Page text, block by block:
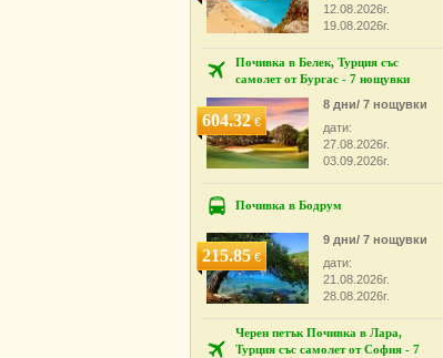
12.08.2026г.
19.08.2026г.
Почивка в Белек, Турция със
самолет от Бургас - 7 нощувки
604.32€
8 дни/ 7 нощувки
дати:
27.08.2026г.
03.09.2026г.
Почивка в Бодрум
215.85€
9 дни/ 7 нощувки
дати:
21.08.2026г.
28.08.2026г.
Черен петък Почивка в Лара,
Турция със самолет от София - 7